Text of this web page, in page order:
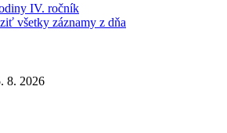
IV. ročník
všetky záznamy z dňa
8. 2026